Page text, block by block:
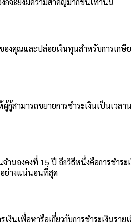
ก็จะยิ่งมีความสำคัญมากขึ้นเท่านั้น
คุณและปล่อยเงินทุนสำหรับการเกษี
กู้สามารถขยายการชำระเงินเป็นเวล
องคงที่ 15 ปี อีกวิธีหนึ่งคือการชำร
อย่างแน่นอนที่สุด
นเพื่อหารือเกี่ยวกับการชำระเงินรา